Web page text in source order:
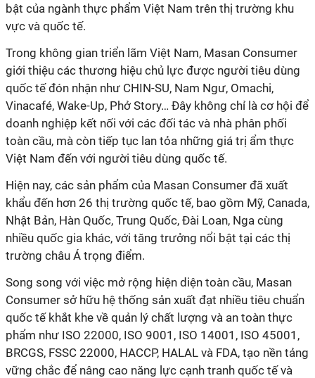
bật của ngành thực phẩm Việt Nam trên thị trường khu
vực và quốc tế.
Trong không gian triển lãm Việt Nam, Masan Consumer
giới thiệu các thương hiệu chủ lực được người tiêu dùng
quốc tế đón nhận như CHIN-SU, Nam Ngư, Omachi,
Vinacafé, Wake-Up, Phở Story… Đây không chỉ là cơ hội để
doanh nghiệp kết nối với các đối tác và nhà phân phối
toàn cầu, mà còn tiếp tục lan tỏa những giá trị ẩm thực
Việt Nam đến với người tiêu dùng quốc tế.
Hiện nay, các sản phẩm của Masan Consumer đã xuất
khẩu đến hơn 26 thị trường quốc tế, bao gồm Mỹ, Canada,
Nhật Bản, Hàn Quốc, Trung Quốc, Đài Loan, Nga cùng
nhiều quốc gia khác, với tăng trưởng nổi bật tại các thị
trường châu Á trọng điểm.
Song song với việc mở rộng hiện diện toàn cầu, Masan
Consumer sở hữu hệ thống sản xuất đạt nhiều tiêu chuẩn
quốc tế khắt khe về quản lý chất lượng và an toàn thực
phẩm như ISO 22000, ISO 9001, ISO 14001, ISO 45001,
BRCGS, FSSC 22000, HACCP, HALAL và FDA, tạo nền tảng
vững chắc để nâng cao năng lực cạnh tranh quốc tế và